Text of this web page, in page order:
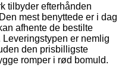
tilbyder efterhånden
mest benyttede er i dag
afhente de bestilte
er nemlig
den prisbilligste
romper i rød bomuld.